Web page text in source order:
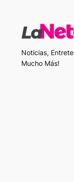
Noticias,
Mucho Más!